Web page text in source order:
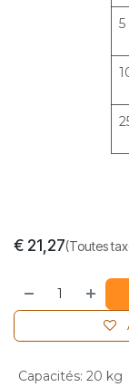
5
€ 21,27(Toutes
Capacités: 20 kg